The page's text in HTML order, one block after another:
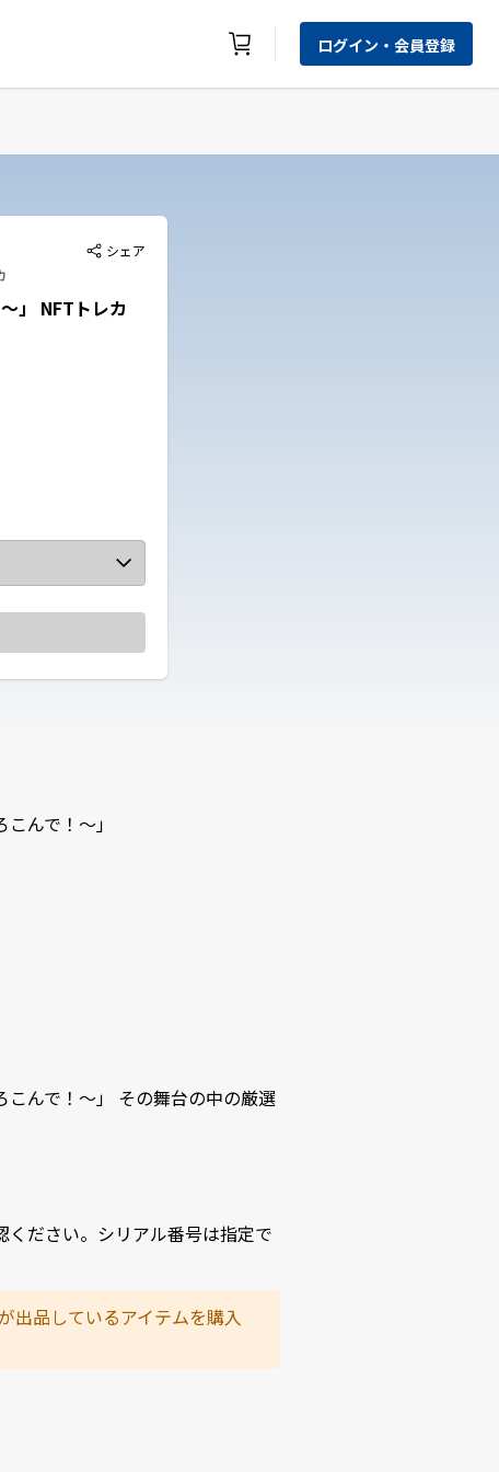
ログイン・会員登録
シェア
」 NFTトレカ
んで！～」
んで！～」 その舞台の中の厳選
ください。シリアル番号は指定で
出品しているアイテムを購入